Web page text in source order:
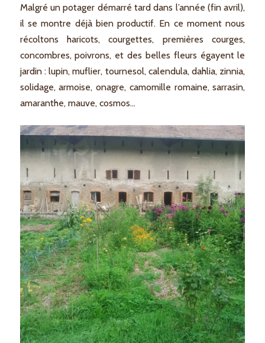
Malgré un potager démarré tard dans l’année (fin avril),
il se montre déjà bien productif. En ce moment nous
récoltons haricots, courgettes, premières courges,
concombres, poivrons, et des belles fleurs égayent le
jardin : lupin, muflier, tournesol, calendula, dahlia, zinnia,
solidage, armoise, onagre, camomille romaine, sarrasin,
amaranthe, mauve, cosmos…